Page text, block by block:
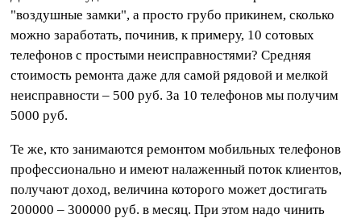
"воздушные замки", а просто грубо прикинем, сколько
можно заработать, починив, к примеру, 10 сотовых
телефонов с простыми неисправностями? Средняя
стоимость ремонта даже для самой рядовой и мелкой
неисправности – 500 руб. За 10 телефонов мы получим
5000 руб.
Те же, кто занимаются ремонтом мобильных телефонов
профессионально и имеют налаженный поток клиентов,
получают доход, величина которого может достигать
200000 – 300000 руб. в месяц. При этом надо чинить